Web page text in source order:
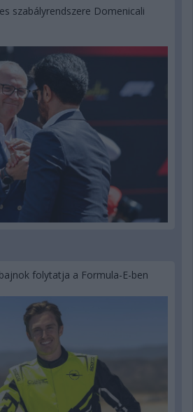
szabályrendszere Domenicali
folytatja a Formula-E-ben